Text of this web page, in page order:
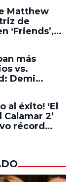
Matthew
de
‘Friends’,
emotivo
más
vs.
Demi
de
hizo la
su cuerpo
al éxito! ‘El
2’
récord
tan solo 11